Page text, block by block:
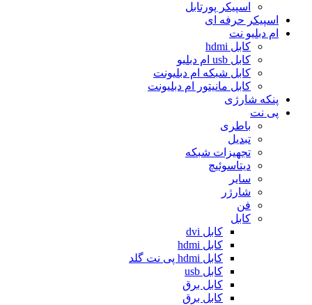
اسپیکر پورتابل
اسپیکر حرفه ای
ام دبلیو نت
کابل hdmi
کابل usb ام دبلیو
کابل شبکه ام دبلیونت
کابل مانیتور ام دبلیونت
پنکه شارژی
پی نت
باطری
تبدیل
تجهیزات شبکه
دیتاسوئیچ
سایر
شارژر
فن
کابل
کابل dvi
کابل hdmi
کابل hdmi پی نت گلد
کابل usb
کابل برق
کابل برق